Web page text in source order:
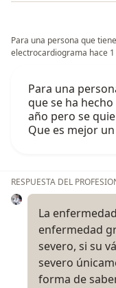
Para una persona que
electrocardiograma hace
Para una
que se ha
año pero se
Que es mejor
RESPUESTA DEL
La
enfermedad
severo, si su
severo
forma de